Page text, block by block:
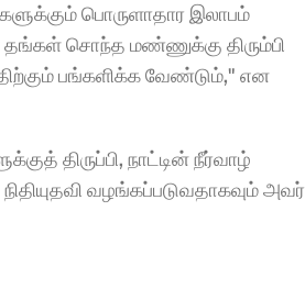
பொருளாதார இலாபம்
தங்கள் சொந்த மண்ணுக்கு திரும்பி
பங்களிக்க வேண்டும்," என
திருப்பி, நாட்டின் நீர்வாழ்
வழங்கப்படுவதாகவும் அவர்